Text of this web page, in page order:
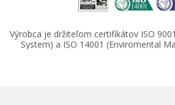
Výrobca je držiteľom certifikátov ISO
System) a ISO 14001 (Enviromental